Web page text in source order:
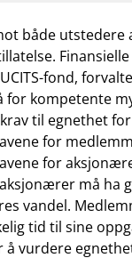
både utstedere
fond,
for kompetente
til egnethet
for
for
må
vandel.
tid til sine
å vurdere